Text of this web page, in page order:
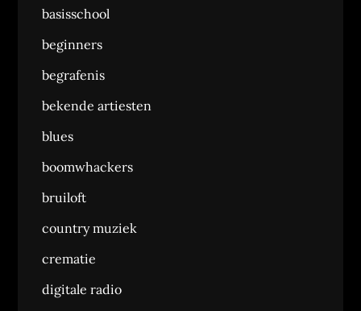
basisschool
beginners
begrafenis
bekende artiesten
blues
boomwhackers
bruiloft
country muziek
crematie
digitale radio